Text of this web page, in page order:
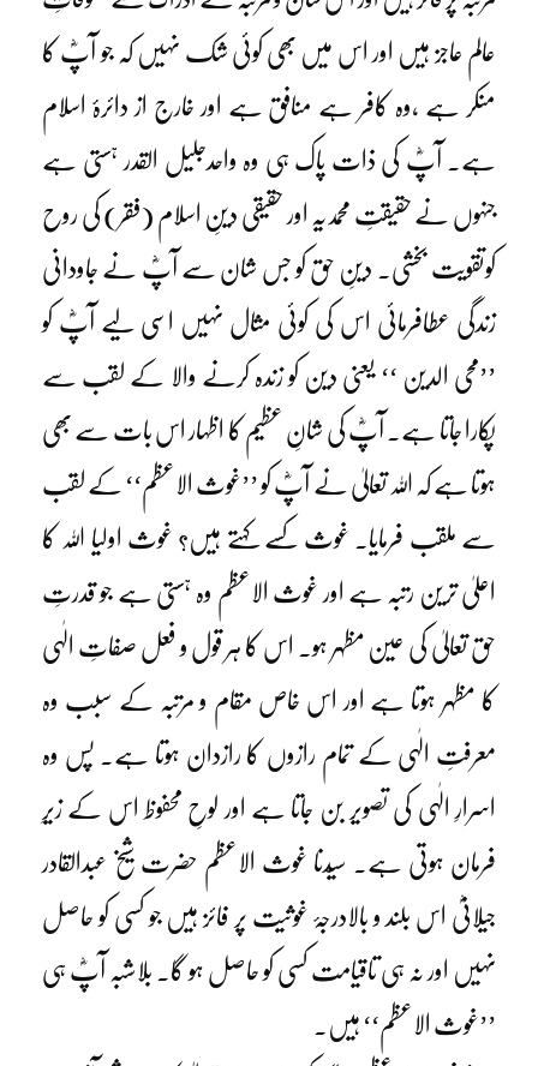
عالم عاجز ہیں اور اس میں بھی کوئی شک نہیں کہ جو آپؓ کا
منکر ہے ،وہ کافر ہے منافق ہے اور خارج از دائرۂ اسلام
ہے۔ آپؓ کی ذات پاک ہی وہ واحدجلیل القدر ہستی ہے
جنہوں نے حقیقتِ محمدیہ اور حقیقی دینِ اسلام (فقر) کی روح
کوتقویت بخشی۔ دینِ حق کو جس شان سے آپؓ نے جاودانی
زندگی عطافرمائی اس کی کوئی مثال نہیں اسی لیے آپؓ کو
’’محی الدین ‘‘ یعنی دین کو زندہ کرنے والا کے لقب سے
پکارا جاتا ہے۔ آپؓ کی شانِ عظیم کا اظہار اس بات سے بھی
ہوتا ہے کہ اللہ تعالیٰ نے آپؓ کو ’’غوث الاعظم‘‘ کے لقب
سے ملقب فرمایا۔ غوث کسے کہتے ہیں؟ غوث اولیا اللہ کا
اعلیٰ ترین رتبہ ہے اور غوث الاعظم وہ ہستی ہے جو قدرتِ
حق تعالیٰ کی عین مظہر ہو۔ اس کا ہر قول و فعل صفاتِ الٰہی
کا مظہر ہوتا ہے اور اس خاص مقام و مرتبہ کے سبب وہ
معرفتِ الٰہی کے تمام رازوں کا رازدان ہوتا ہے۔ پس وہ
اسرارِ الٰہی کی تصویر بن جاتا ہے اور لوحِ محفوظ اس کے زیرِ
فرمان ہوتی ہے۔ سیّدنا غوث الاعظم حضرت شیخ عبدالقادر
جیلانیؓ اس بلند و بالادرجۂ غوثیت پر فائز ہیں جو کسی کو حاصل
نہیں اور نہ ہی تاقیامت کسی کو حاصل ہو گا۔ بلاشبہ آپؓ ہی
’’غوث الاعظم‘‘ ہیں۔